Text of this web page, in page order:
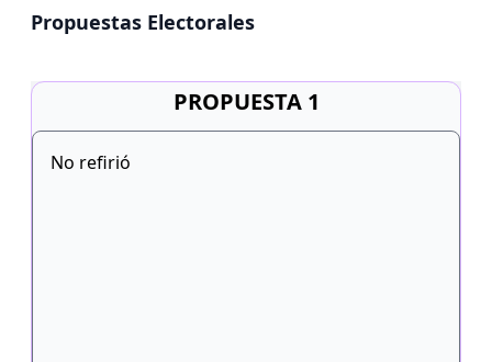
Propuestas Electorales
PROPUESTA 1
No refirió